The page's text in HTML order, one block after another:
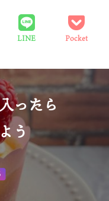
LINE Pocket
ったら
う